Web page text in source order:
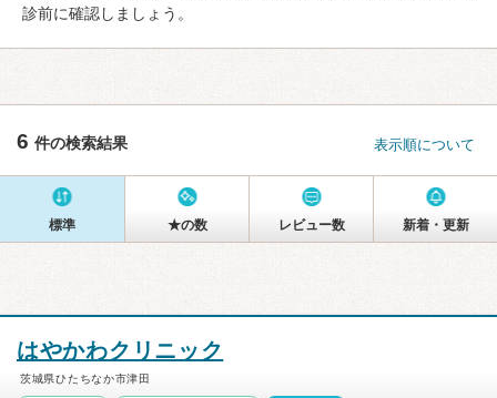
診前に確認しましょう。
6 件の検索結果 表示順について
標準 ★の数 レビュー数 新着・更新
はやかわクリニック
茨城県ひたちなか市津田